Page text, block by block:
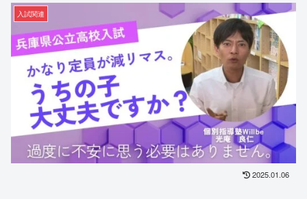
入試関連
2025.01.06